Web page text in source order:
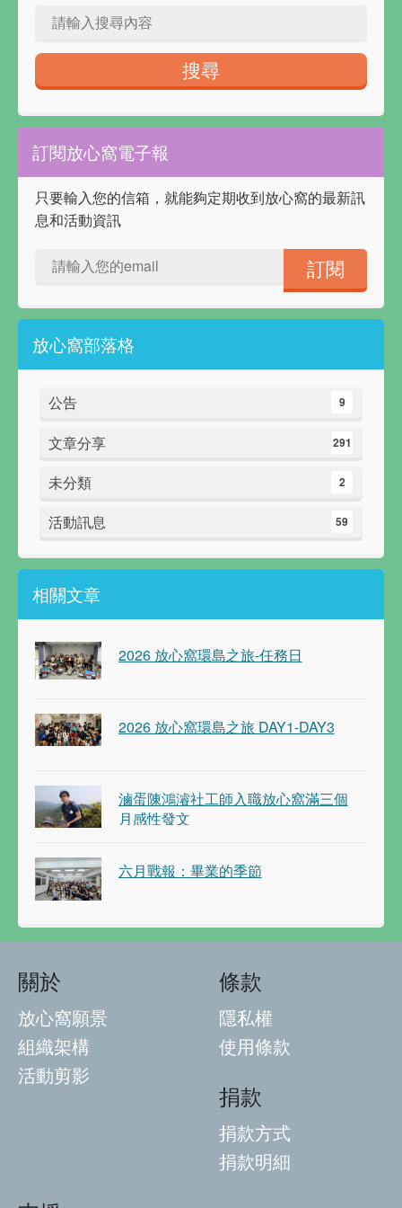
訂閱放心窩電子報
只要輸入您的信箱，就能夠定期收到放心窩的最新訊
息和活動資訊
放心窩部落格
公告 9
文章分享 291
未分類 2
活動訊息 59
相關文章
2026 放心窩環島之旅-任務日
2026 放心窩環島之旅 DAY1-DAY3
滷蛋陳鴻濬社工師入職放心窩滿三個
月感性發文
六月戰報：畢業的季節
關於
放心窩願景
組織架構
活動剪影
條款
隱私權
使用條款
捐款
捐款方式
捐款明細